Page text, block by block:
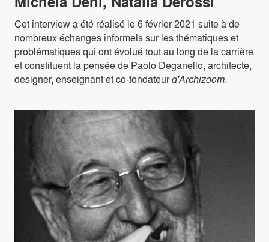
Cet interview a été réalisé le 6 février 2021 suite à de
nombreux échanges informels sur les thématiques et
problématiques qui ont évolué tout au long de la carrière
et constituent la pensée de Paolo Deganello, architecte,
designer, enseignant et co-fondateurd'Archizoom.